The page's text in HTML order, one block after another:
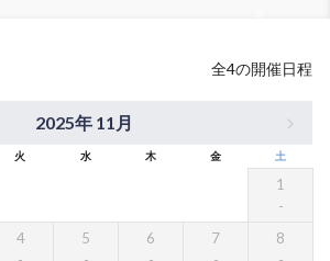
全4の開催日程
2025年 11月
火 水 木 金 土
1
4 5 6 7 8